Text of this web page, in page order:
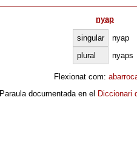
nyap
singular
nyap
plural
nyaps
Flexionat com:
Paraula documentada en el Diccionari